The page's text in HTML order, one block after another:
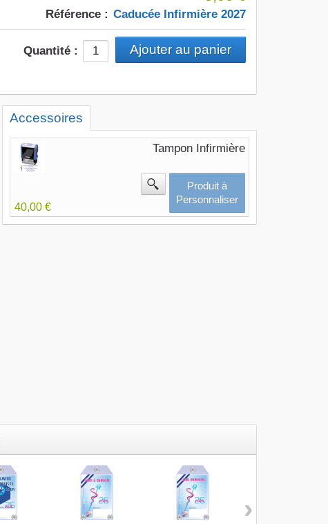
Référence : Caducée Infirmière 2027
Quantité :
Accessoires
Tampon Infirmière
40,00 €
Produit à
Personnaliser
›